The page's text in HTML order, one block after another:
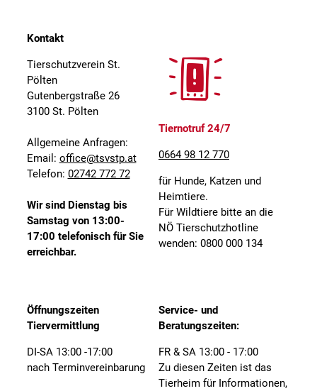
Kontakt
Tierschutzverein St.
Pölten
Gutenbergstraße 26
3100 St. Pölten
Allgemeine Anfragen:
Email: office@tsvstp.at
Telefon: 02742 772 72
Wir sind Dienstag bis
Samstag von 13:00-
17:00 telefonisch für Sie
erreichbar.
Tiernotruf 24/7
0664 98 12 770
für Hunde, Katzen und
Heimtiere.
Für Wildtiere bitte an die
NÖ Tierschutzhotline
wenden: 0800 000 134
Öffnungszeiten
Tiervermittlung
DI-SA 13:00 -17:00
nach Terminvereinbarung
Service- und
Beratungszeiten:
FR & SA 13:00 - 17:00
Zu diesen Zeiten ist das
Tierheim für Informationen,